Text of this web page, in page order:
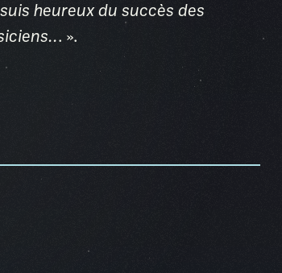
heureux du succès des
. ».